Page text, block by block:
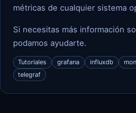
métricas de cualquier sistema
Si necesitas más información
podamos ayudarte.
Tutoriales grafana influxdb
telegraf